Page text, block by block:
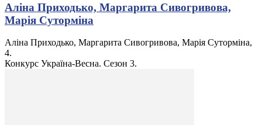
Аліна Приходько, Маргарита Сивогривова,
Марія Суторміна
Аліна Приходько, Маргарита Сивогривова, Марія Суторміна,
4.
Конкурс Україна-Весна. Сезон 3.